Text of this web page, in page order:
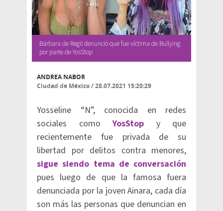
Bárbara de Regil denunció que fue víctima de Bullying
por parte de YosStop
ANDREA NABOR
Ciudad de México/28.07.2021 15:20:29
Yosseline “N”, conocida en redes
sociales como YosStop y que
recientemente fue privada de su
libertad por delitos contra menores,
sigue siendo tema de conversación
pues luego de que la famosa fuera
denunciada por la joven Ainara, cada día
son más las personas que denuncian en